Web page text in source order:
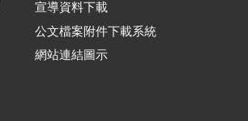
宣導資料下載
公文檔案附件下載系統
網站連結圖示